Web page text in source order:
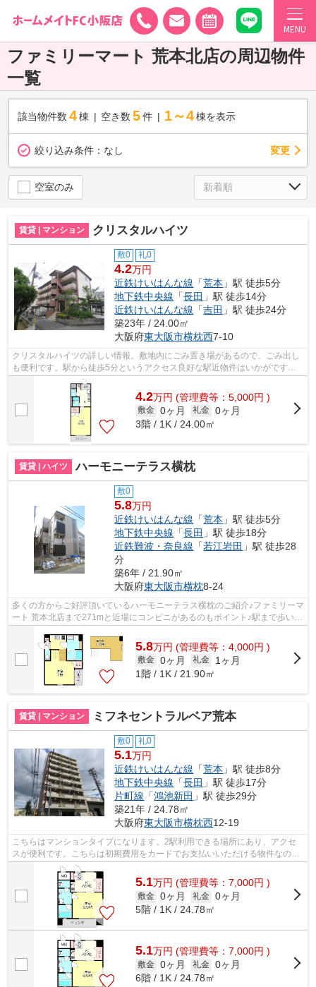
MENU
ファミリーマート 荒本北店の周辺物件
一覧
該当物件数 4棟 空き数 5 件 1～4 棟を表示
絞り込み条件： なし 変更
空室のみ
賃貸 | マンション クリスタルハイツ
敷0 礼0
4.2万円
近鉄けいはんな線 「荒本 」駅 徒歩5分
地下鉄中央線 「長田 」駅 徒歩14分
近鉄けいはんな線 「吉田 」駅 徒歩24分
築23年 / 24.00㎡
大阪府東大阪市横枕西7-10
クリスタルハイツの詳しい情報。敷地内にごみ置き場があるので、ごみ出し
も便利です。駅から徒歩5分というアクセス良好な駅近物件はいかがです
か。クレジットカードで初期費用をお支払...
4.2万円 (管理費等：5,000円 )
敷金 0ヶ月 礼金 0ヶ月
3階 / 1K / 24.00㎡
賃貸 | ハイツ ハーモニーテラス横枕
敷0
5.8万円
近鉄けいはんな線 「荒本 」駅 徒歩5分
地下鉄中央線 「長田 」駅 徒歩18分
近鉄難波・奈良線 「若江岩田 」駅 徒歩28
分
築6年 / 21.90㎡
大阪府東大阪市横枕8-24
多くの方からご好評頂いているハーモニーテラス横枕のご紹介♪ファミリーマ
ート 荒本北店まで271mと近場にコンビニがあるのもポイント♪駅まで歩いて
5.8万円 (管理費等：4,000円 )
敷金 0ヶ月 礼金
1ヶ月
1階 / 1K / 21.90㎡
賃貸 | マンション ミフネセントラルベア荒本
敷0 礼0
5.1万円
近鉄けいはんな線 「荒本 」駅 徒歩8分
地下鉄中央線 「長田 」駅 徒歩17分
片町線 「鴻池新田 」駅 徒歩29分
築21年 / 24.78㎡
大阪府東大阪市横枕西12-19
こちらはマンションタイプになります。2駅利用できる場所にあり、アクセ
スが便利です。こちらは初期費用をカードでお支払いいただける物件なの
で、支払い手続きの手間が省けます。駅か...
5.1万円 (管理費等：7,000円 )
敷金 0ヶ月 礼金 0ヶ月
5階 / 1K / 24.78㎡
5.1万円 (管理費等：7,000円 )
敷金 0ヶ月 礼金 0ヶ月
6階 / 1K / 24.78㎡